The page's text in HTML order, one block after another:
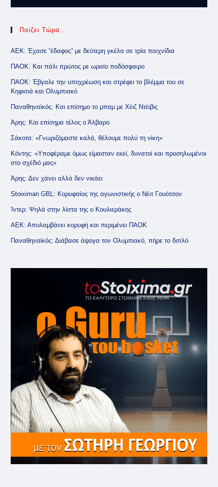
Παίζει Τώρα ..
ΑΕΚ: Έχασε “έδαφος” με δεύτερη γκέλα σε τρία παιχνίδια
ΠΑΟΚ: Και πάλι πρώτος με ωραίο ποδόσφαιρο
ΠΑΟΚ: Έβγαλε την υποχρέωση και στρέφει το βλέμμα του σε
Κηφισιά και Ολυμπιακό
Παναθηναϊκός: Και επίσημο το μπαμ με Χέιζ Ντέιβις
Άρης: Και επίσημα τέλος ο Άλβαρο
Σάκοτα: «Γνωριζόμαστε καλά, θέλουμε πολύ τη νίκη»
Κόντης: «Υποφέραμε όμως είμασταν εκεί, δυνατοί και προσηλωμένοι
στο σχέδιό μας»
Άρης: Δεν χάνει αλλά δεν νικάει
Stoiximan GBL: Κορυφαίος της αγωνιστικής ο Νέιτ Γουότσον
Ίντερ: Ψηλά στην λίστα της ο Κουλιεράκης
ΑΕΚ: Απολαμβάνει κορυφή και περιμένει ΠΑΟΚ
Παναθηναϊκός: Διάβασε άψογα τον Ολυμπιακό, πήρε το διπλό